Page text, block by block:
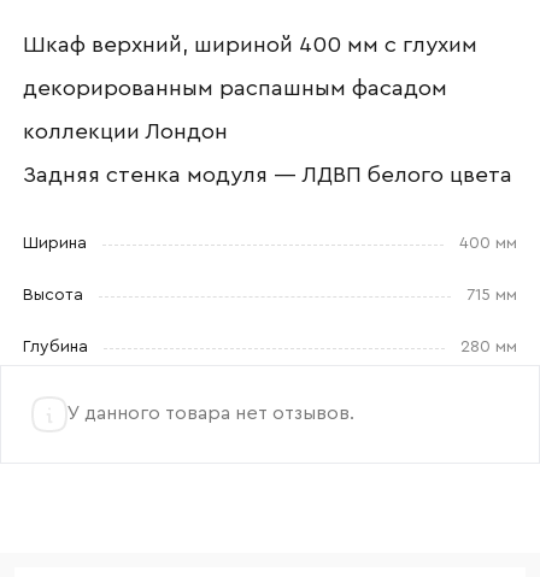
Шкаф верхний, шириной 400 мм с глухим
декорированным распашным фасадом
коллекции Лондон
Задняя стенка модуля — ЛДВП белого цвета
Ширина 400 мм
Высота 715 мм
Глубина 280 мм
У данного товара нет отзывов.
Отправить
Согласен сполитикой конфиденциальности